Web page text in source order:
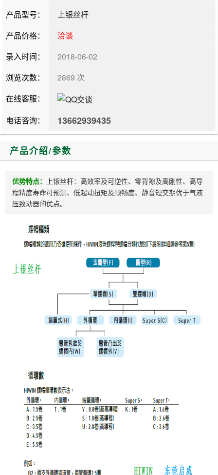
产品型号：
上银丝杆
产品价格：
洽谈
录入时间：
2018-06-02
浏览次数：
2869 次
在线客服：
电话咨询：
13662939435
产品介绍/参数
优势特点：
上银丝杆：高效率及可逆性、零背隙及高刚性、高导
程精度寿命可预测、低起动扭矩及顺畅度、静音短交期优于气液
压致动器的优点。